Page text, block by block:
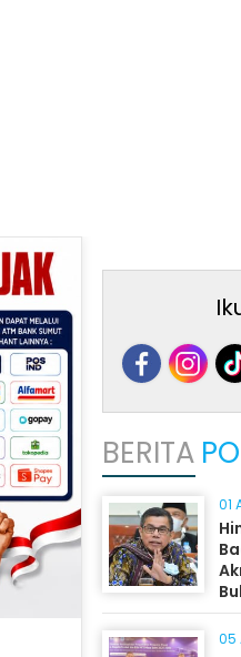
BERITA
01
05